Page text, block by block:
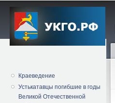
Краеведение
Устькатавцы погибшие в годы
Великой Отечественной